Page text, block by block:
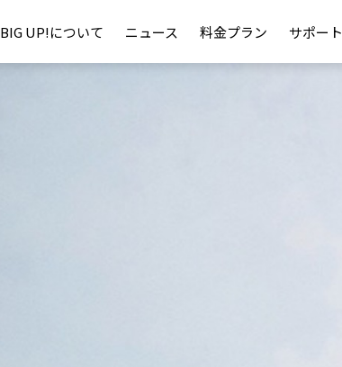
BIG UP!について ニュース 料金プラン サポート